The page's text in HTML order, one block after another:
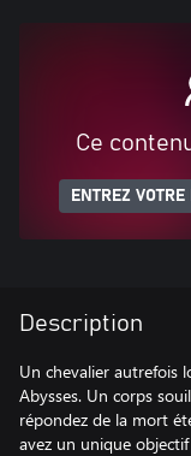
Ce
ENTREZ
Description
Un chevalier autrefois
Abysses. Un corps
répondez de la mort
avez un unique objectif